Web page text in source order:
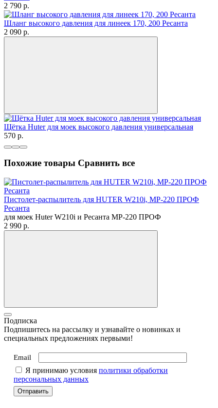
2 790 p.
Шланг высокого давления для линеек 170, 200 Ресанта
2 090 p.
Щётка Huter для моек высокого давления универсальная
570 p.
Похожие товары Сравнить все
Пистолет-распылитель для HUTER W210i, МР-220 ПРОФ
Ресанта
для моек Huter W210i и Ресанта МР-220 ПРОФ
2 990 p.
Подписка
Подпишитесь на рассылку и узнавайте о новинках и
специальных предложениях первыми!
Email
Я принимаю условия политики обработки
персональных данных